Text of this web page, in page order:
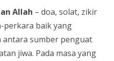
Allah – doa, solat, zikir
perkara baik yang
antara sumber penguat
jiwa. Pada masa yang